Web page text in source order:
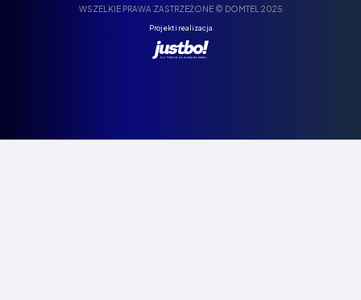
WSZELKIE PRAWA ZASTRZEŻONE © DOMTEL 2025
Projekt i realizacja